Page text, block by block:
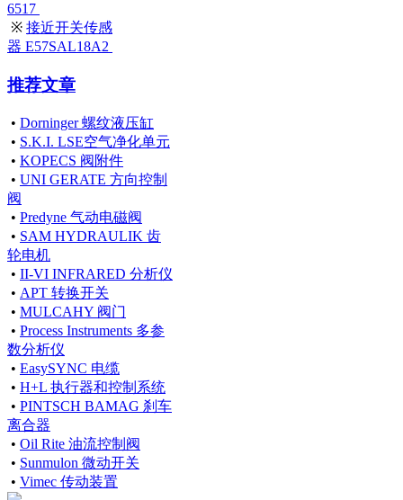
6517
※ 接近开关传感
器 E57SAL18A2
推荐文章
• Dorninger 螺纹液压缸
• S.K.I. LSE空气净化单元
• KOPECS 阀附件
• UNI GERATE 方向控制
阀
• Predyne 气动电磁阀
• SAM HYDRAULIK 齿
轮电机
• II-VI INFRARED 分析仪
• APT 转换开关
• MULCAHY 阀门
• Process Instruments 多参
数分析仪
• EasySYNC 电缆
• H+L 执行器和控制系统
• PINTSCH BAMAG 刹车
离合器
• Oil Rite 油流控制阀
• Sunmulon 微动开关
• Vimec 传动装置